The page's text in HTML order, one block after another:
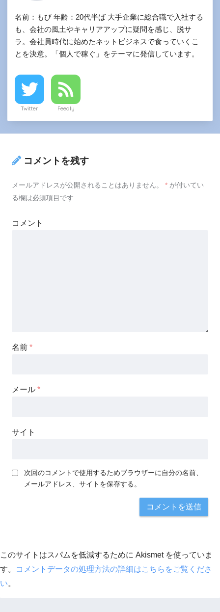
名前：もび 年齢：20代半ば 大手企業に総合職で入社する
も、会社の風土やキャリアアップに疑問を感じ、脱サ
ラ。会社員時代に始めたネットビジネスで食っていくこ
とを決意。「個人で稼ぐ」をテーマに発信しています。
Twitter Feedly
コメントを残す
メールアドレスが公開されることはありません。 * が付いてい
る欄は必須項目です
コメント
名前 *
メール *
サイト
次回のコメントで使用するためブラウザーに自分の名前、
メールアドレス、サイトを保存する。
このサイトはスパムを低減するために Akismet を使っていま
す。
コメントデータの処理方法の詳細はこちらをご覧くださ
い。